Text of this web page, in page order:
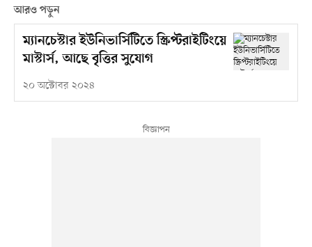
আরও পড়ুন
ম্যানচেস্টার ইউনিভার্সিটিতে স্ক্রিপ্টরাইটিংয়ে
মাস্টার্স, আছে বৃত্তির সুযোগ
২০ অক্টোবর ২০২৪